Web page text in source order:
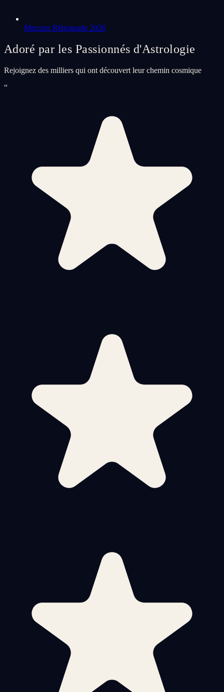
Mercure Rétrograde 2026
Adoré par les Passionnés d'Astrologie
Rejoignez des milliers qui ont découvert leur chemin cosmique
“